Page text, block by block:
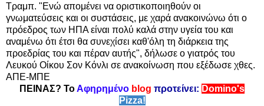
Τραμπ. "Ενώ απομένει να οριστικοποιηθούν οι
γνωματεύσεις και οι συστάσεις, με χαρά ανακοινώνω ότι ο
πρόεδρος των ΗΠΑ είναι πολύ καλά στην υγεία του και
αναμένω ότι έτσι θα συνεχίσει καθ'όλη τη διάρκεια της
προεδρίας του και πέραν αυτής", δήλωσε ο γιατρός του
Λευκού Οίκου Σον Κόνλι σε ανακοίνωση που εξέδωσε χθες.
ΑΠΕ-ΜΠΕ
ΠΕΙΝΑΣ? ΤοΑφηρημένο blog προτείνει: Domino's
Pizza!